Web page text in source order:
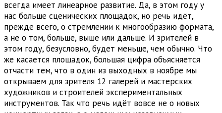
всегда имеет линеарное развитие. Да, в этом году у
нас больше сценических площадок, но речь идёт,
прежде всего, о стремлении к многообразию формата,
а не о том, больше, выше или дальше. И зрителей в
этом году, безусловно, будет меньше, чем обычно. Что
же касается площадок, большая цифра объясняется
отчасти тем, что в один из выходных в ноябре мы
открываем для зрителя 12 галерей и мастерских
художников и строителей экспериментальных
инструментов. Так что речь идёт вовсе не о новых